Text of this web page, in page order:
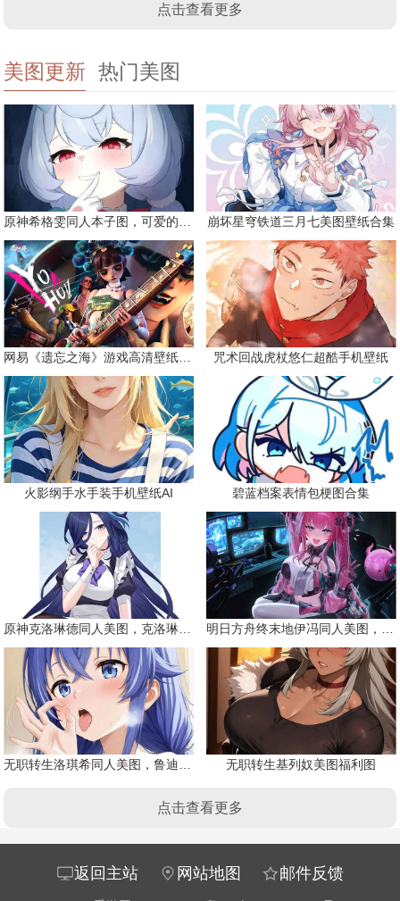
点击查看更多
美图更新 热门美图
原神希格雯同人本子图，可爱的双马尾 崩坏星穹铁道三月七美图壁纸合集
网易《遗忘之海》游戏高清壁纸精选 咒术回战虎杖悠仁超酷手机壁纸
火影纲手水手装手机壁纸AI 碧蓝档案表情包梗图合集
原神克洛琳德同人美图，克洛琳德战败会怎样 明日方舟终末地伊冯同人美图，粉毛恶魔伊冯
无职转生洛琪希同人美图，鲁迪的二老婆 无职转生基列奴美图福利图
点击查看更多
返回主站 网站地图 邮件反馈